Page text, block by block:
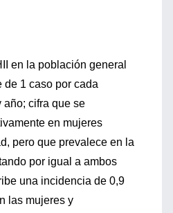
en la población general
de 1 caso por cada
año; cifra que se
en mujeres
pero que prevalece en la
por igual a ambos
una incidencia de 0,9
las mujeres y